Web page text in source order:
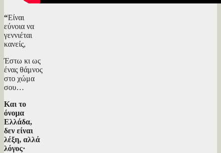
“Είναι
εύνοια να
γεννιέται
κανείς,
Έστω κι ως
ένας θάμνος
στο χώμα
σου…
Και το
όνομα
Ελλάδα,
δεν είναι
λέξη, αλλά
λόγος·